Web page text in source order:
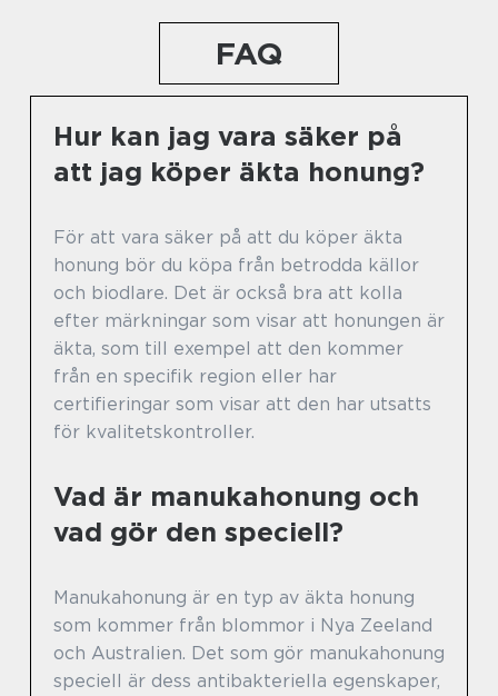
FAQ
Hur kan jag vara säker på
att jag köper äkta honung?
För att vara säker på att du köper äkta
honung bör du köpa från betrodda källor
och biodlare. Det är också bra att kolla
efter märkningar som visar att honungen är
äkta, som till exempel att den kommer
från en specifik region eller har
certifieringar som visar att den har utsatts
för kvalitetskontroller.
Vad är manukahonung och
vad gör den speciell?
Manukahonung är en typ av äkta honung
som kommer från blommor i Nya Zeeland
och Australien. Det som gör manukahonung
speciell är dess antibakteriella egenskaper,